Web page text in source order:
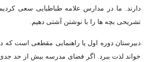
دارند. ما در مدارس علامه طباطبایی سعی کردیم
تشریحی بچه ها را با نوشتن آشتی دهیم.
دبیرستان دوره اول یا راهنمایی مقطعی است که
خواند لذت ببرد. اگر فضای مدرسه بیش از حد